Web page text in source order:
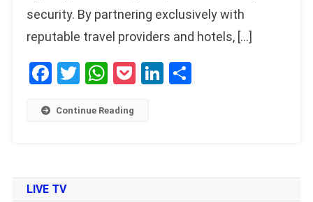
security. By partnering exclusively with
reputable travel providers and hotels, […]
Facebook
Twitter
WhatsApp
PocketLinkedIn
Share
Continue Reading
LIVE TV